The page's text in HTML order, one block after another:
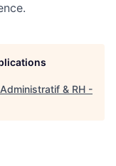
& RH -